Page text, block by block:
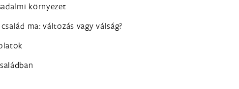
környezet
család ma: változás vagy válság?